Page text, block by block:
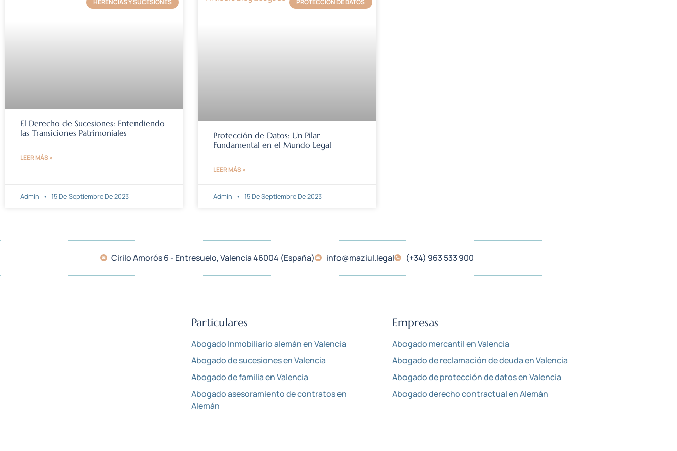
HERENCIAS Y SUCESIONES
El Derecho de Sucesiones: Entendiendo
las Transiciones Patrimoniales
LEER MÁS »
Admin 15 De Septiembre De 2023
PROTECCIÓN DE DATOS
Protección de Datos: Un Pilar
Fundamental en el Mundo Legal
LEER MÁS »
Admin 15 De Septiembre De 2023
Cirilo Amorós 6 - Entresuelo, Valencia 46004 (España) info@maziul.legal (+34) 963 533 900
Particulares
Abogado Inmobiliario alemán en Valencia
Abogado de sucesiones en Valencia
Abogado de familia en Valencia
Abogado asesoramiento de contratos en
Alemán
Empresas
Abogado mercantil en Valencia
Abogado de reclamación de deuda en Valencia
Abogado de protección de datos en Valencia
Abogado derecho contractual en Alemán